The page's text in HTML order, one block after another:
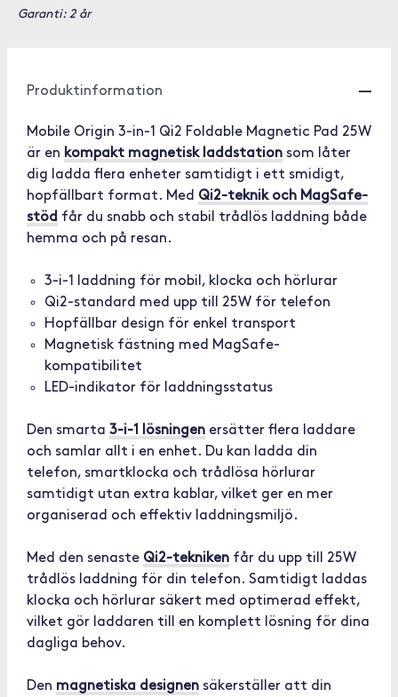
Garanti: 2 år
Produktinformation
Mobile Origin 3-in-1 Qi2 Foldable Magnetic Pad 25W
är en kompakt magnetisk laddstation som låter
dig ladda flera enheter samtidigt i ett smidigt,
hopfällbart format. Med Qi2-teknik och MagSafe-
stöd får du snabb och stabil trådlös laddning både
hemma och på resan.
3-i-1 laddning för mobil, klocka och hörlurar
Qi2-standard med upp till 25W för telefon
Hopfällbar design för enkel transport
Magnetisk fästning med MagSafe-
kompatibilitet
LED-indikator för laddningsstatus
Den smarta 3-i-1 lösningen ersätter flera laddare
och samlar allt i en enhet. Du kan ladda din
telefon, smartklocka och trådlösa hörlurar
samtidigt utan extra kablar, vilket ger en mer
organiserad och effektiv laddningsmiljö.
Med den senaste Qi2-tekniken får du upp till 25W
trådlös laddning för din telefon. Samtidigt laddas
klocka och hörlurar säkert med optimerad effekt,
vilket gör laddaren till en komplett lösning för dina
dagliga behov.
Den magnetiska designen säkerställer att din